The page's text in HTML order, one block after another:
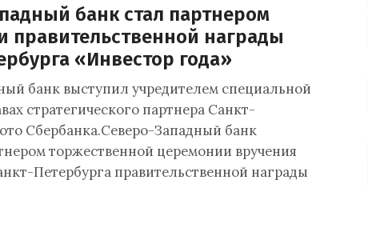
банк стал партнером
правительственной награды
«Инвестор года»
банк выступил учредителем специальной
стратегического партнера Санкт-
Сбербанка.Северо-Западный банк
торжественной церемонии вручения
Петербурга правительственной награды